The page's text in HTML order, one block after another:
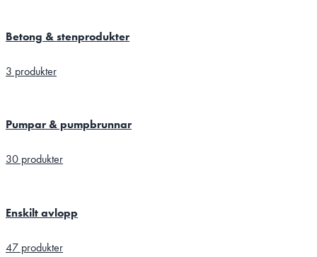
Betong & stenprodukter
3 produkter
Pumpar & pumpbrunnar
30 produkter
Enskilt avlopp
47 produkter